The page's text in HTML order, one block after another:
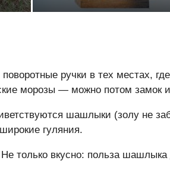
ручки в тех местах,
морозы — можно потом замок
шашлыки (золу не
гуляния.
только вкусно: польза шашлыка